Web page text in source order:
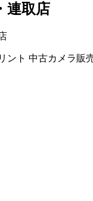
連取店
ント 中古カメラ販